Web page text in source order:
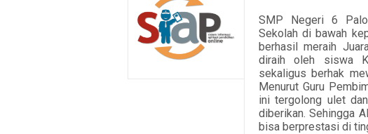
SMP Negeri 6
Sekolah di bawah
berhasil meraih
diraih oleh siswa
sekaligus berhak
Menurut Guru
ini tergolong ulet
diberikan. Sehingga
bisa berprestasi di